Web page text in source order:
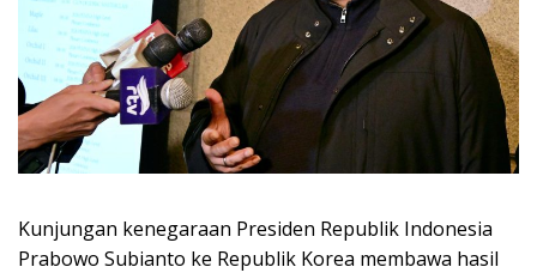
Kunjungan kenegaraan Presiden Republik Indonesia
Prabowo Subianto ke Republik Korea membawa hasil